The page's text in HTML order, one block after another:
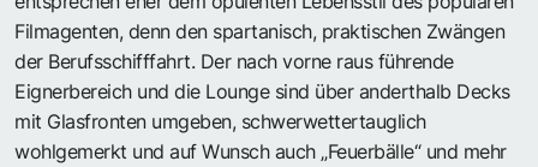
Filmagenten, denn den spartanisch, praktischen Zwängen
der Berufsschifffahrt. Der nach vorne raus führende
Eignerbereich und die Lounge sind über anderthalb Decks
mit Glasfronten umgeben, schwerwettertauglich
wohlgemerkt und auf Wunsch auch „Feuerbälle“ und mehr